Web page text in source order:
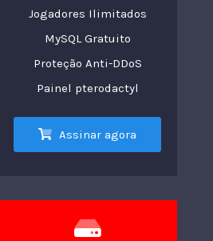
Jogadores Ilimitados
MySQL Gratuito
Proteção Anti-DDoS
Painel pterodactyl
Assinar agora